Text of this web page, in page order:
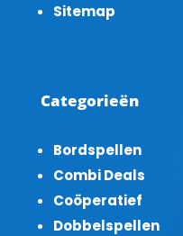
Sitemap
Categorieën
Bordspellen
Combi Deals
Coöperatief
Dobbelspellen